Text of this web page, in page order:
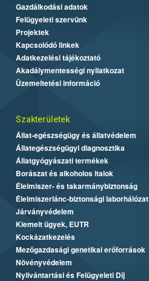
Gazdálkodási adatok
Felügyeleti szervünk
Projektek
Kapcsolódó linkek
Adatkezelési tájékoztató
Akadálymentességi nyilatkozat
Üzemeltetési információ
Szakterületek
Állat-egészségügy és állatvédelem
Állategészségügyi diagnosztika
Állatgyógyászati termékek
Borászat és alkoholos italok
Élelmiszer- és takarmánybiztonság
Élelmiszerlánc-biztonsági laborhálózat
Járványvédelem
Kiemelt ügyek, EUTR
Kockázatkezelés
Mezőgazdasági genetikai erőforrások
Növényvédelem
Nyilvántartási és Felügyeleti Díj